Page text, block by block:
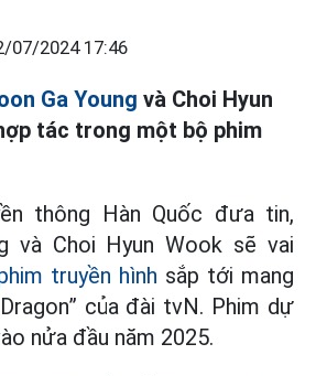
07/2024 17:46
Ga Young và Choi Hyun
tác trong một bộ phim
thông Hàn Quốc đưa tin,
và Choi Hyun Wook sẽ vai
truyền hình sắp tới mang
của đài tvN. Phim dự
nửa đầu năm 2025.